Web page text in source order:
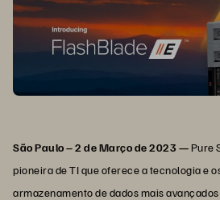
São Paulo – 2 de Março de 2023 —Pure
pioneira de TI que oferece a tecnologia e
armazenamento de dados mais